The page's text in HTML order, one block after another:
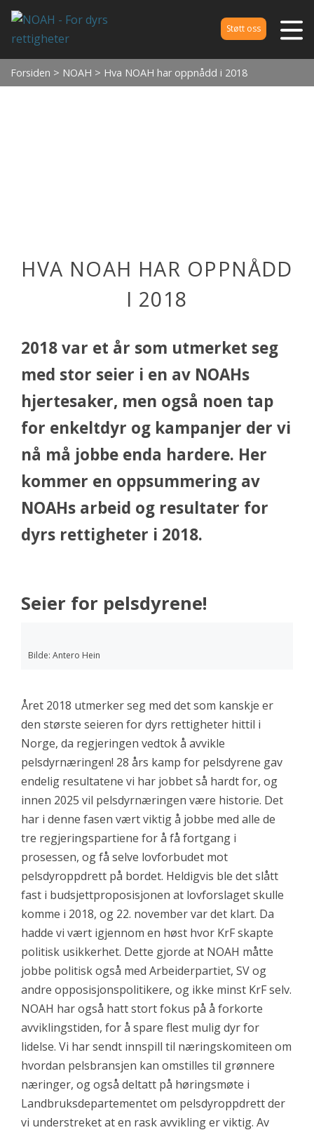
Støtt oss
Forsiden > NOAH > Hva NOAH har oppnådd i 2018
HVA NOAH HAR OPPNÅDD
I 2018
2018 var et år som utmerket seg
med stor seier i en av NOAHs
hjertesaker, men også noen tap
for enkeltdyr og kampanjer der vi
nå må jobbe enda hardere. Her
kommer en oppsummering av
NOAHs arbeid og resultater for
dyrs rettigheter i 2018.
Seier for pelsdyrene!
Bilde: Antero Hein
Året 2018 utmerker seg med det som kanskje er
den største seieren for dyrs rettigheter hittil i
Norge, da regjeringen vedtok å avvikle
pelsdyrnæringen! 28 års kamp for pelsdyrene gav
endelig resultatene vi har jobbet så hardt for, og
innen 2025 vil pelsdyrnæringen være historie. Det
har i denne fasen vært viktig å jobbe med alle de
tre regjeringspartiene for å få fortgang i
prosessen, og få selve lovforbudet mot
pelsdyroppdrett på bordet. Heldigvis ble det slått
fast i budsjettproposisjonen at lovforslaget skulle
komme i 2018, og 22. november var det klart. Da
hadde vi vært igjennom en høst hvor KrF skapte
politisk usikkerhet. Dette gjorde at NOAH måtte
jobbe politisk også med Arbeiderpartiet, SV og
andre opposisjonspolitikere, og ikke minst KrF selv.
NOAH har også hatt stort fokus på å forkorte
avviklingstiden, for å spare flest mulig dyr for
lidelse. Vi har sendt innspill til næringskomiteen om
hvordan pelsbransjen kan omstilles til grønnere
næringer, og også deltatt på høringsmøte i
Landbruksdepartementet om pelsdyroppdrett der
vi understreket at en rask avvikling er viktig. Av